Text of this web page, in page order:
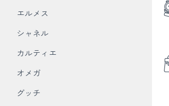
エルメス
シャネル
カルティエ
オメガ
グッチ